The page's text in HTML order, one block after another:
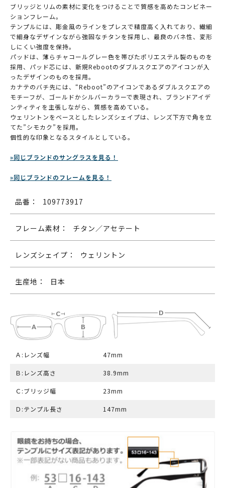
ブリッジとリムの素材に変化をつけることで質感を高めたコンビネー
ションフレーム。
テンプルには、彫金風のラインをプレスで精度高く入れており、繊細
で細身なデザインながら強固なチタンを採用し、最良のバネ性、変形
しにくい強度を保持。
パッドは、薄らチャコールグレー色を帯びたポリエステル製のものを
採用、パッド芯には、新規Rebootのダブルスクエアのアイコンが入
ったデザインのものを採用。
カナテのバチ先には、“Reboot”のアイコンであるダブルスクエアの
モチーフが、ゴールドかシルバーカラーで表現され、ブランドアイデ
ンティティを主張しながら、質感を高めている。
ウェリントンをベースとしたレンズシェイプは、レンズ下方で角を立
てた”シモカク”を採用。
個性的な印象となるスタイルとしている。
»同じブランドのサングラスを見る！
»同じブランドのフレームを見る！
品番： 109773917
フレーム素材： チタン／アセテート
レンズシェイプ： ウェリントン
生産地： 日本
Ａ:レンズ幅 47mm
Ｂ:レンズ高さ 38.9mm
Ｃ:ブリッジ幅 23mm
Ｄ:テンプル長さ 147mm